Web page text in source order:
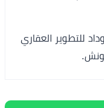
للتطوير العقاري